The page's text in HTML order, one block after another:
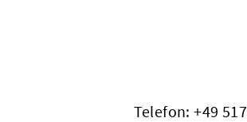
Telefon:+49